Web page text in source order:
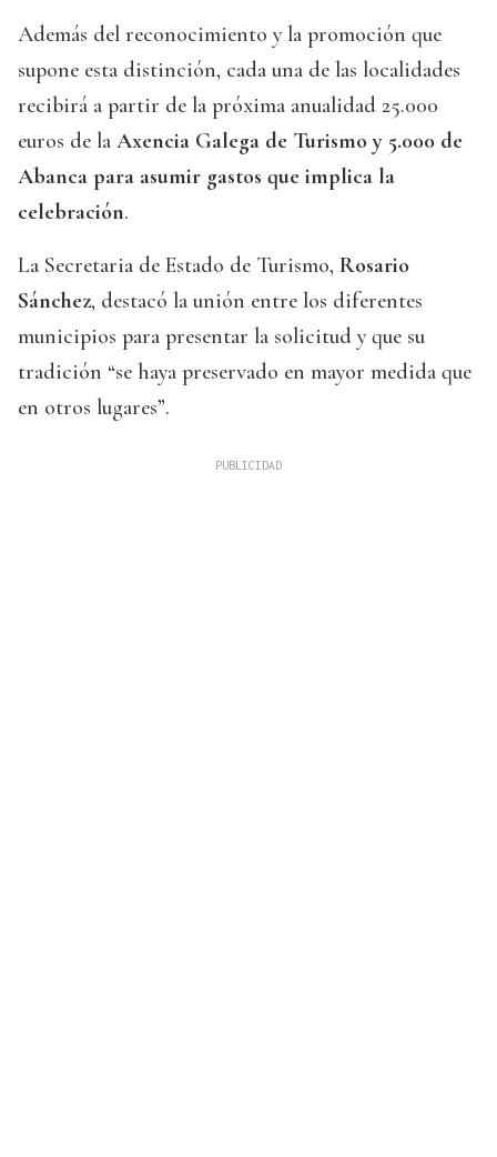
Además del reconocimiento y la promoción que
supone esta distinción, cada una de las localidades
recibirá a partir de la próxima anualidad 25.000
euros de la Axencia Galega de Turismo y 5.000 de
Abanca para asumir gastos que implica la
celebración.
La Secretaria de Estado de Turismo, Rosario
Sánchez, destacó la unión entre los diferentes
municipios para presentar la solicitud y que su
tradición “se haya preservado en mayor medida que
en otros lugares”.